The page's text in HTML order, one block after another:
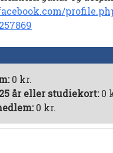
0 kr.
år eller studiekort:0
0 kr.